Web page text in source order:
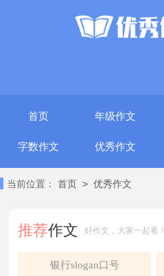
首页 年级作文
字数作文 优秀作文
当前位置： 首页 > 优秀作文
推荐作文 好作文，大家一起看！
银行slogan口号